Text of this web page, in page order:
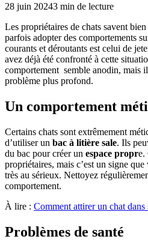
28 juin 20243 min de lecture
Les propriétaires de chats savent
parfois adopter des comportements
courants et déroutants est celui de
avez déjà été confronté à cette
comportement semble anodin, mais
problème plus profond.
Un comportement
Certains chats sont extrêmement
d’utiliser un bac à litière sale. Ils
du bac pour créer un espace propre.
propriétaires, mais c’est un signe
très au sérieux. Nettoyez
comportement.
À lire : Comment attirer un chat dans
Problèmes de santé